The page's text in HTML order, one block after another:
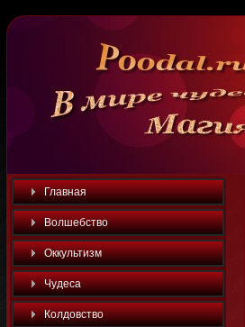
Главная
Волшебство
Оккультизм
Чудеса
Колдовство